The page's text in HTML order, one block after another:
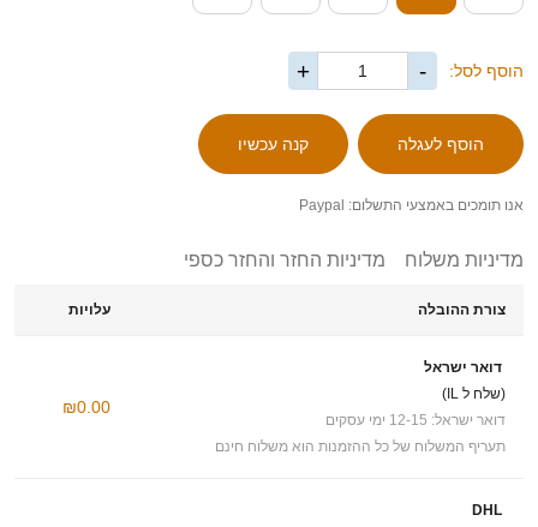
הוסף לסל: -
+
אנו תומכים באמצעי התשלום: Paypal
מדיניות משלוח מדיניות החזר והחזר כספי
צורת ההובלה עלויות
דואר ישראל
(שלח ל IL)
דואר ישראל: 12-15 ימי עסקים
תעריף המשלוח של כל ההזמנות הוא משלוח חינם
₪0.00
DHL